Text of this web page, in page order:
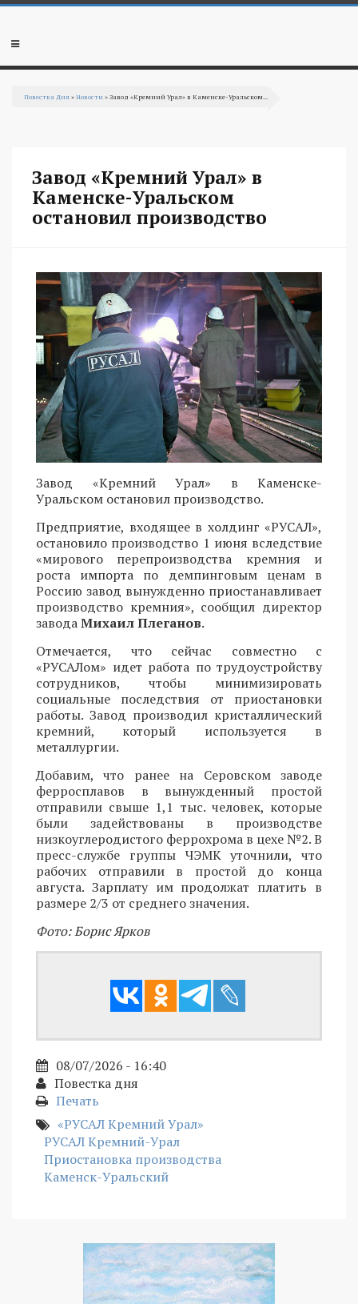
Перейти к основному содержанию
Мобильное
Повестка Дня »Новости » Завод «Кремний Урал» в Каменске-Уральском...
Завод «Кремний Урал» в
Каменске-Уральском
остановил производство
Завод «Кремний Урал» в Каменске-
Уральском остановил производство.
Предприятие, входящее в холдинг «РУСАЛ»,
остановило производство 1 июня вследствие
«мирового перепроизводства кремния и
роста импорта по демпинговым ценам в
Россию завод вынужденно приостанавливает
производство кремния», сообщил директор
заводаМихаил Плеганов.
Отмечается, что сейчас совместно с
«РУСАЛом» идет работа по трудоустройству
сотрудников, чтобы минимизировать
социальные последствия от приостановки
работы. Завод производил кристаллический
кремний, который используется в
металлургии.
Добавим, что ранее на Серовском заводе
ферросплавов в вынужденный простой
отправили свыше 1,1 тыс. человек, которые
были задействованы в производстве
низкоуглеродистого феррохрома в цехе №2. В
пресс-службе группы ЧЭМК уточнили, что
рабочих отправили в простой до конца
августа. Зарплату им продолжат платить в
размере 2/3 от среднего значения.
Фото: Борис Ярков
08/07/2026 - 16:40
Повестка дня
Печать
«РУСАЛ Кремний Урал»
РУСАЛ Кремний-Урал
Приостановка производства
Каменск-Уральский